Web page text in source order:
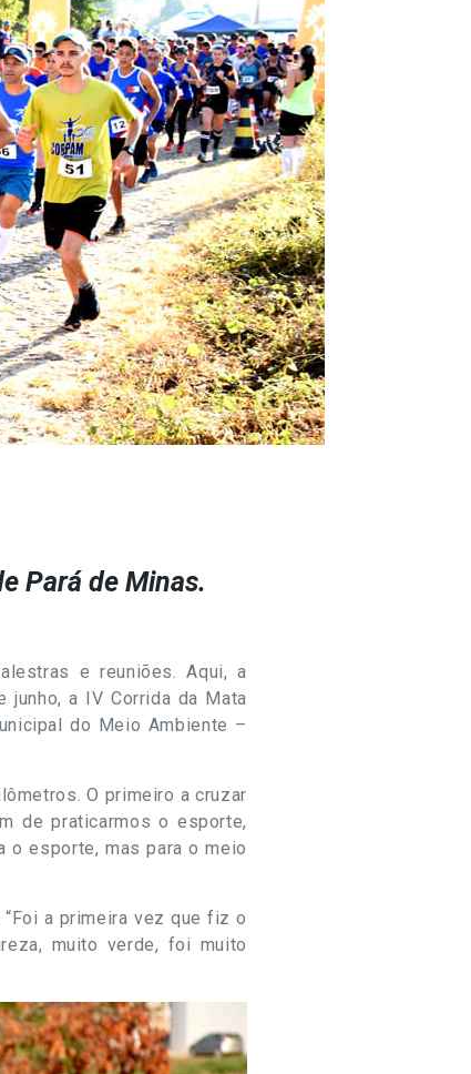
Pará de Minas.
e reuniões. Aqui, a
a IV Corrida da Mata
do Meio Ambiente –
O primeiro a cruzar
de praticarmos o esporte,
o esporte, mas para o meio
a primeira vez que fiz o
muito verde, foi muito